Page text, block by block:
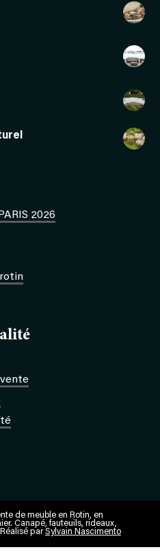
2026
de meuble en Rotin, en
Canapé, fauteuils, rideaux,
parSylvain Nascimento